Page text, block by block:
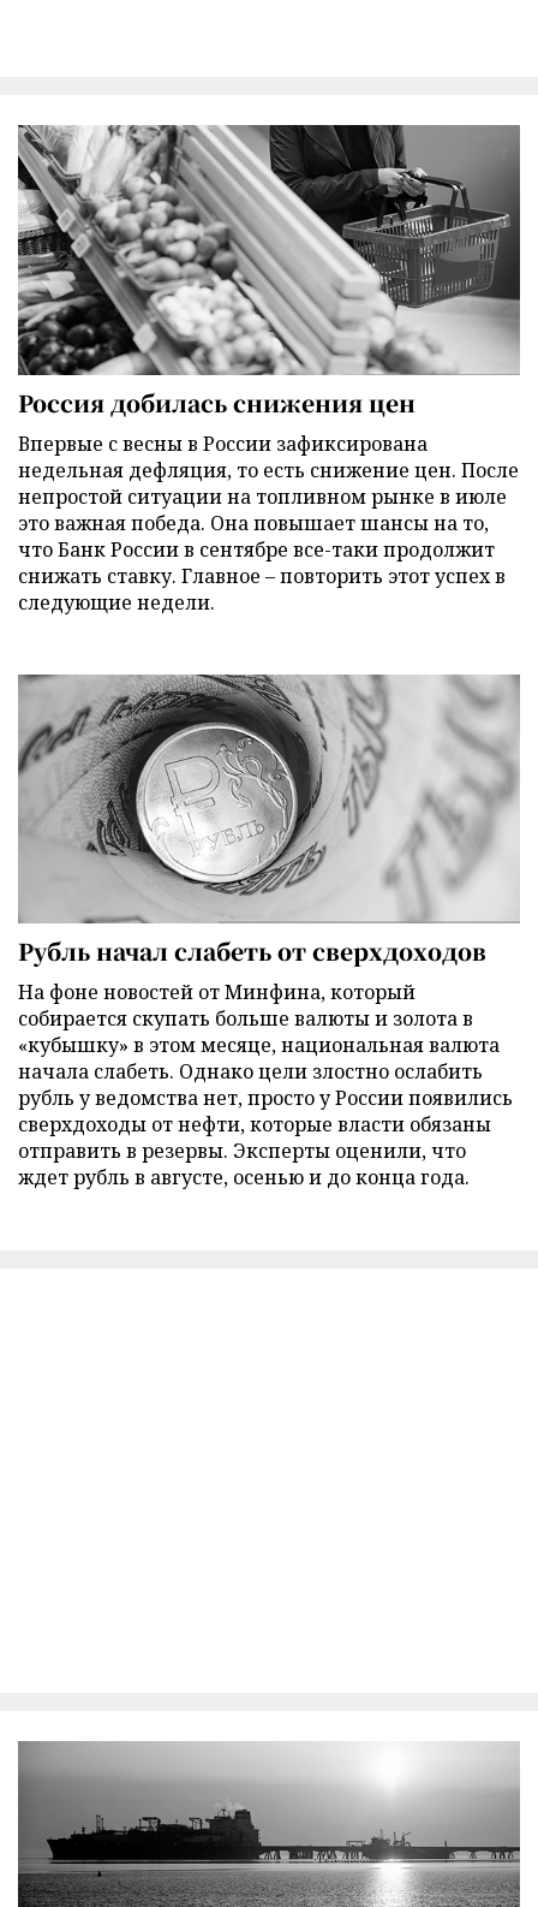
Россия добилась снижения цен
Впервые с весны в России зафиксирована
недельная дефляция, то есть снижение цен. После
непростой ситуации на топливном рынке в июле
это важная победа. Она повышает шансы на то,
что Банк России в сентябре все-таки продолжит
снижать ставку. Главное – повторить этот успех в
следующие недели.
Рубль начал слабеть от сверхдоходов
На фоне новостей от Минфина, который
собирается скупать больше валюты и золота в
«кубышку» в этом месяце, национальная валюта
начала слабеть. Однако цели злостно ослабить
рубль у ведомства нет, просто у России появились
сверхдоходы от нефти, которые власти обязаны
отправить в резервы. Эксперты оценили, что
ждет рубль в августе, осенью и до конца года.